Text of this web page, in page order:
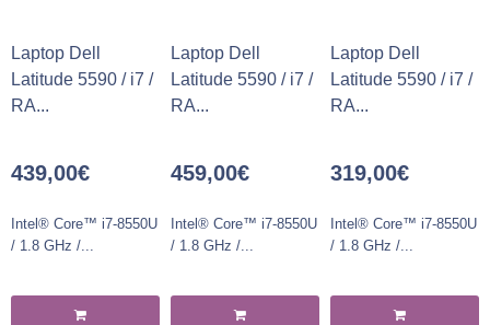
Laptop Dell
Latitude 5590 / i7 /
RA...
439,00€
Intel® Core™ i7-8550U
/ 1.8 GHz /...
Laptop Dell
Latitude 5590 / i7 /
RA...
459,00€
Intel® Core™ i7-8550U
/ 1.8 GHz /...
Laptop Dell
Latitude 5590 / i7 /
RA...
319,00€
Intel® Core™ i7-8550U
/ 1.8 GHz /...